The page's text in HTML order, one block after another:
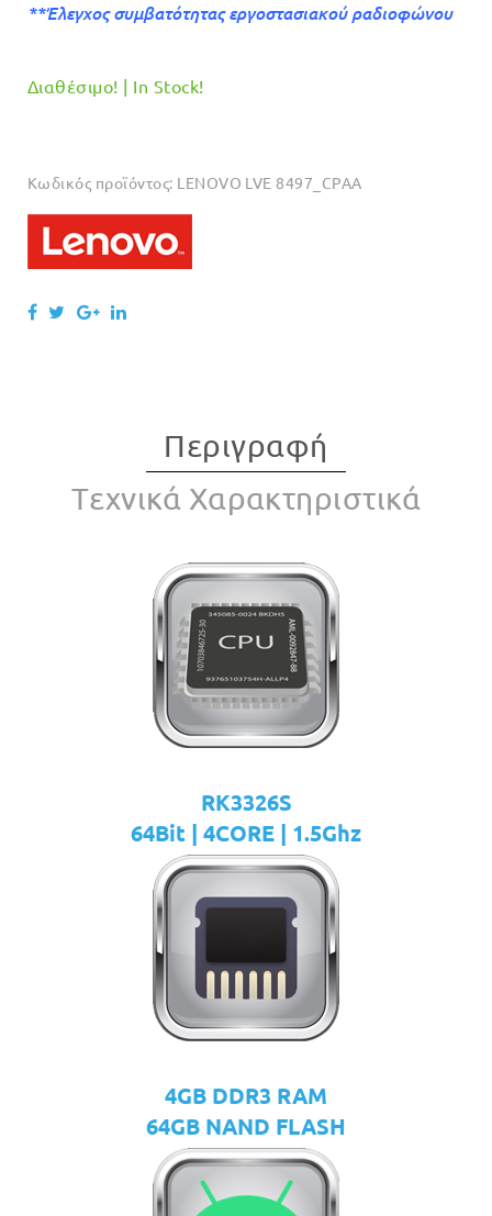
**Έλεγχος συμβατότητας εργοστασιακού ραδιοφώνου
Διαθέσιμο! | In Stock!
Κωδικός προϊόντος: LENOVO LVE 8497_CPAA
Περιγραφή
Tεχνικά Χαρακτηριστικά
RK3326S
64Bit | 4CORE | 1.5Ghz
4GB DDR3 RAM
64GB NAND FLASH